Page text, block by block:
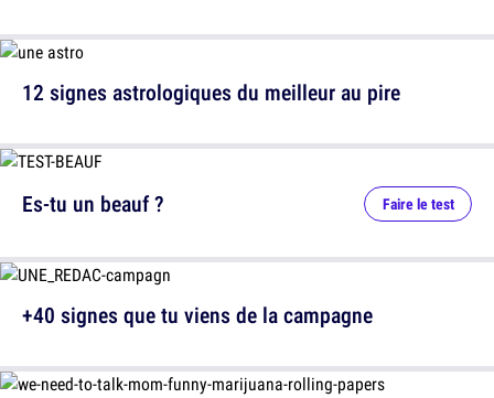
12 signes astrologiques du meilleur au pire
Es-tu un beauf ? Faire le test
+40 signes que tu viens de la campagne